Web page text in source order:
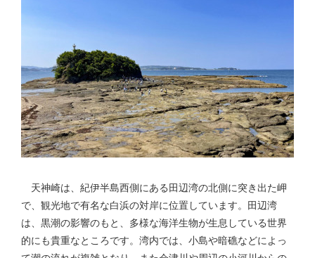
天神崎は、紀伊半島西側にある田辺湾の北側に突き出た岬
で、観光地で有名な白浜の対岸に位置しています。田辺湾
は、黒潮の影響のもと、多様な海洋生物が生息している世界
的にも貴重なところです。湾内では、小島や暗礁などによっ